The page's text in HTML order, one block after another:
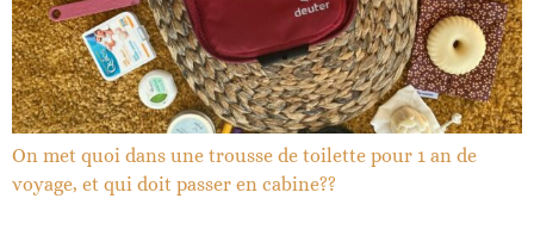
On met quoi dans une trousse de toilette pour 1 an de
voyage, et qui doit passer en cabine??